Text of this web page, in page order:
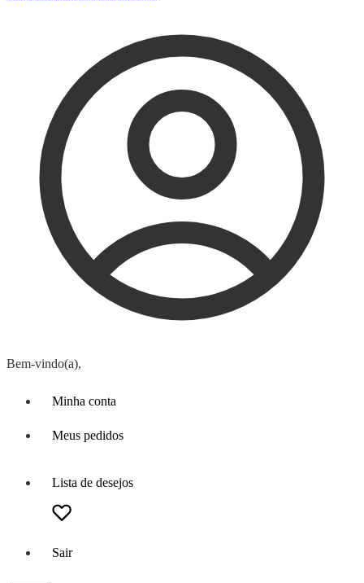
Bem-vindo(a),
Minha conta
Meus pedidos
Lista de desejos
Sair